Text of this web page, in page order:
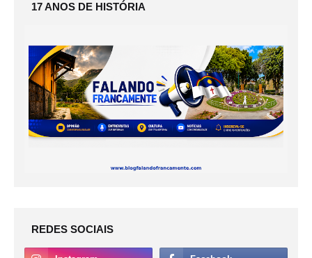
17 ANOS DE HISTÓRIA
REDES SOCIAIS